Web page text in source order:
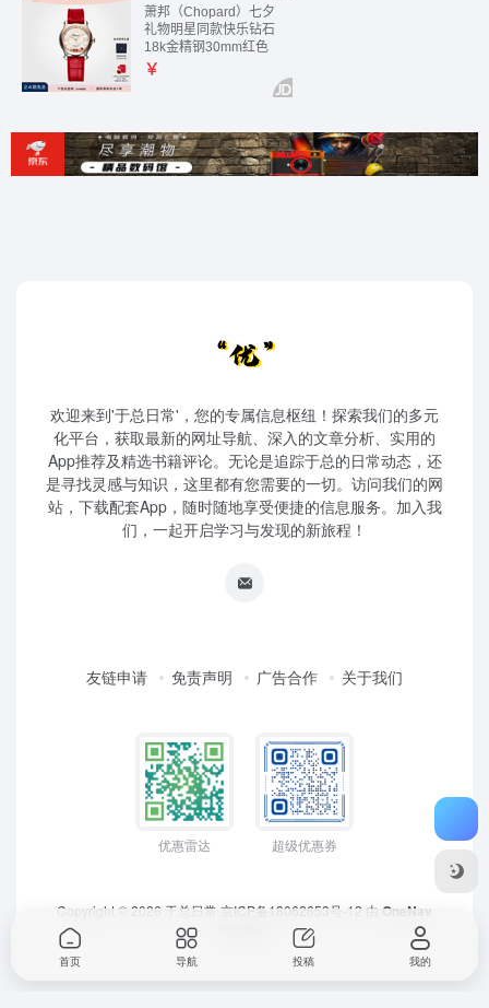
欢迎来到'于总日常'，您的专属信息枢纽！探索我们的多元
化平台，获取最新的网址导航、深入的文章分析、实用的
App推荐及精选书籍评论。无论是追踪于总的日常动态，还
是寻找灵感与知识，这里都有您需要的一切。访问我们的网
站，下载配套App，随时随地享受便捷的信息服务。加入我
们，一起开启学习与发现的新旅程！
友链申请 免责声明 广告合作 关于我们
优惠雷达 超级优惠券
Copyright © 2026 于总日常 京ICP备18062653号-12 由 OneNav
首页 导航 投稿 我的